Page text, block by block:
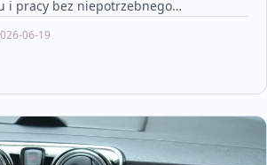
i pracy bez niepotrzebnego
06-19